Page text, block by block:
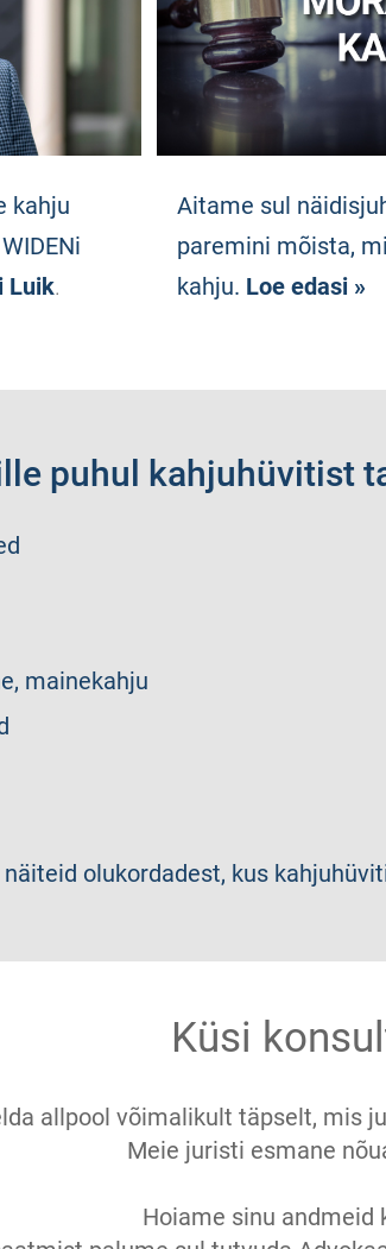
kahju
Luik.
Aitame sul
paremini mõista,
kahju. Loe edasi »
puhul kahjuhüvitist
mainekahju
olukordadest, kus
Küsi
allpool võimalikult täpselt, mis
Meie juristi esmane
Hoiame sinu andmeid